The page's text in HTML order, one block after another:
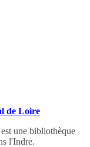
de Loire
une bibliothèque
l'Indre.